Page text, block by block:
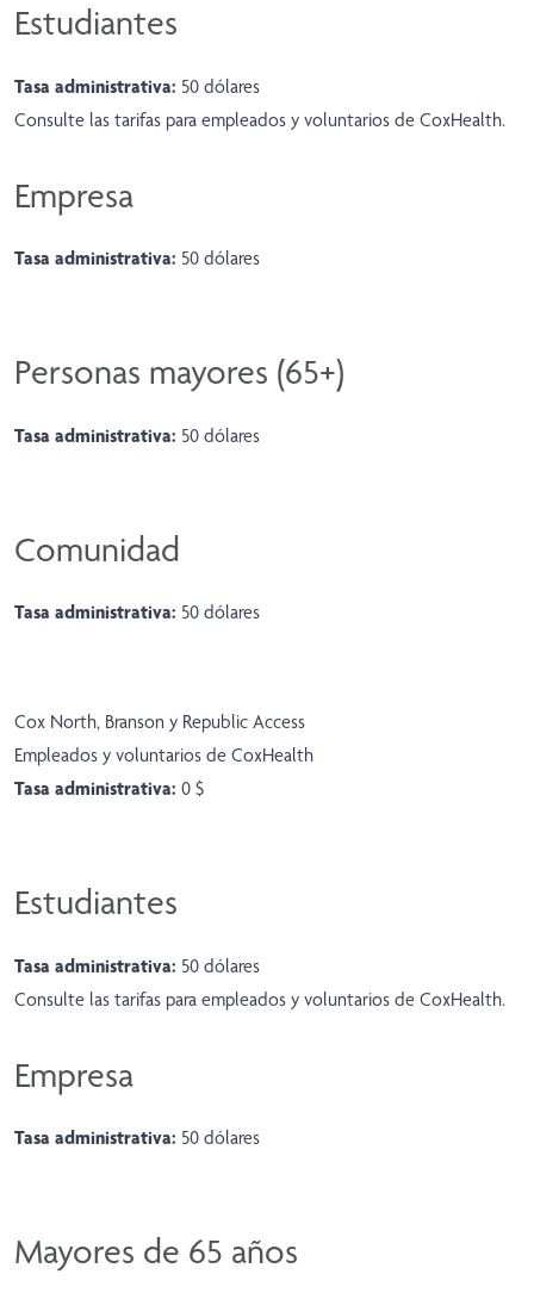
Estudiantes
Tasa administrativa: 50 dólares
Consulte las tarifas para empleados y voluntarios de CoxHealth.
Empresa
Tasa administrativa: 50 dólares
Personas mayores (65+)
Tasa administrativa: 50 dólares
Comunidad
Tasa administrativa: 50 dólares
Cox North, Branson y Republic Access
Empleados y voluntarios de CoxHealth
Tasa administrativa: 0 $
Estudiantes
Tasa administrativa: 50 dólares
Consulte las tarifas para empleados y voluntarios de CoxHealth.
Empresa
Tasa administrativa: 50 dólares
Mayores de 65 años